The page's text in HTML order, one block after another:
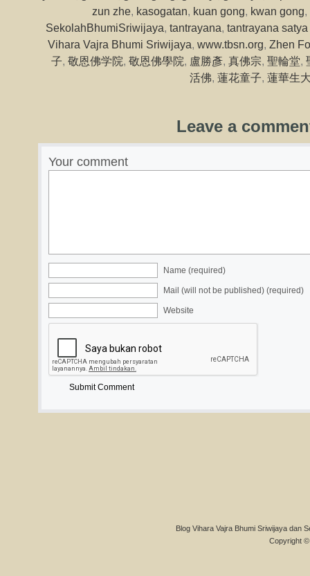
zun zhe, kasogatan, kuan gong, kwan gong,
SekolahBhumiSriwijaya, tantrayana, tantrayana
Vihara Vajra Bhumi Sriwijaya, www.tbsn.org, Zhen
子, 敬恩佛学院, 敬恩佛學院, 盧勝彥, 真佛宗, 聖輪堂,
活佛, 蓮花童子, 蓮華生
Leave a
Your comment
Name (required)
Mail (will not be published) (required)
Website
Blog Vihara Vajra Bhumi Sriwijaya dan
Copyright ©